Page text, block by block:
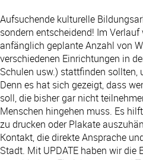
Aufsuchende kulturelle
sondern entscheidend! Im Verlauf
anfänglich geplante Anzahl von
verschiedenen Einrichtungen in
Schulen usw.) stattfinden sollten,
Denn es hat sich gezeigt, dass
soll, die bisher gar nicht
Menschen hingehen muss. Es
zu drucken oder Plakate
Kontakt, die direkte Ansprache
Stadt. Mit UPDATE haben wir die